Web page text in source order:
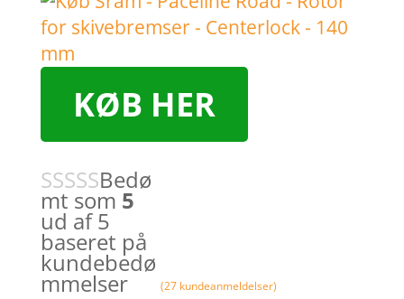
KØB HER
Bedø
mt som 5
ud af 5
baseret på
kundebedø
mmelser (27 kundeanmeldelser)